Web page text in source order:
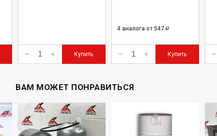
Купить
4 аналога от 547 Р
Купить
ВАМ МОЖЕТ ПОНРАВИТЬСЯ